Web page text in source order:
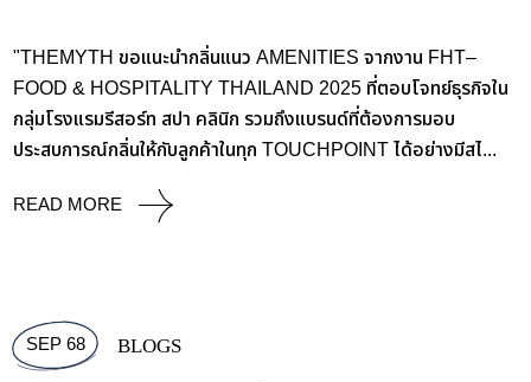
"THEMYTH ขอแนะนำกลิ่นแนว AMENITIES จากงาน FHT–
FOOD & HOSPITALITY THAILAND 2025 ที่ตอบโจทย์ธุรกิจใน
กลุ่มโรงแรมรีสอร์ท สปา คลินิก รวมถึงแบรนด์ที่ต้องการมอบ
ประสบการณ์กลิ่นให้กับลูกค้าในทุก TOUCHPOINT ได้อย่างมีสไ...
READ MORE
SEP 68 BLOGS